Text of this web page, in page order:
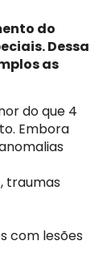
do
Dessa
as
do que 4
Embora
traumas
com lesões